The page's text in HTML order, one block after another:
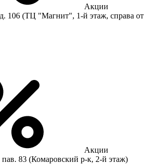
Акции
106 (ТЦ "Магнит", 1-й этаж, справа от
Акции
83 (Комаровский р-к, 2-й этаж)